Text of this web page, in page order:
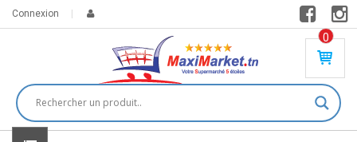
Connexion
0
PR
DU
IT(
S)